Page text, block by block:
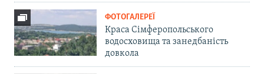
ФОТОГАЛЕРЕЇ
Краса Сімферопольського
водосховища та занедбаність
довкола